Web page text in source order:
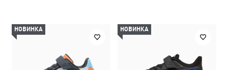
НОВИНКА НОВИНКА